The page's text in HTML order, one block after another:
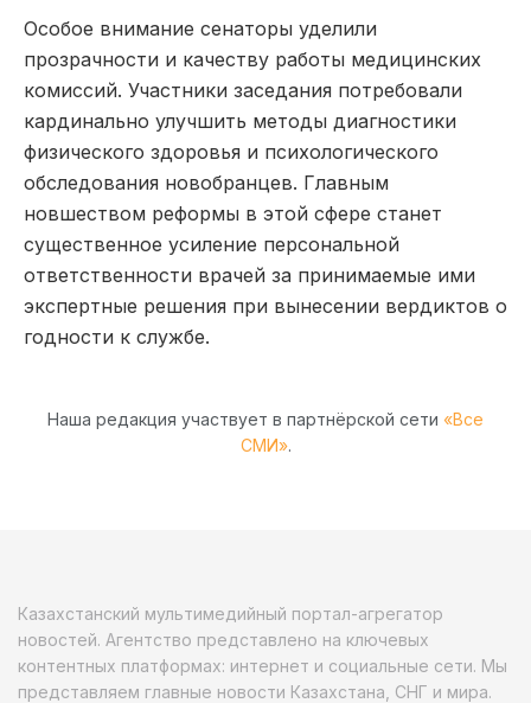
Особое внимание сенаторы уделили
прозрачности и качеству работы медицинских
комиссий. Участники заседания потребовали
кардинально улучшить методы диагностики
физического здоровья и психологического
обследования новобранцев. Главным
новшеством реформы в этой сфере станет
существенное усиление персональной
ответственности врачей за принимаемые ими
экспертные решения при вынесении вердиктов о
годности к службе.
Наша редакция участвует в партнёрской сети «Все
СМИ».
Казахстанский мультимедийный портал-агрегатор
новостей. Агентство представлено на ключевых
контентных платформах: интернет и социальные сети. Мы
представляем главные новости Казахстана, СНГ и мира.